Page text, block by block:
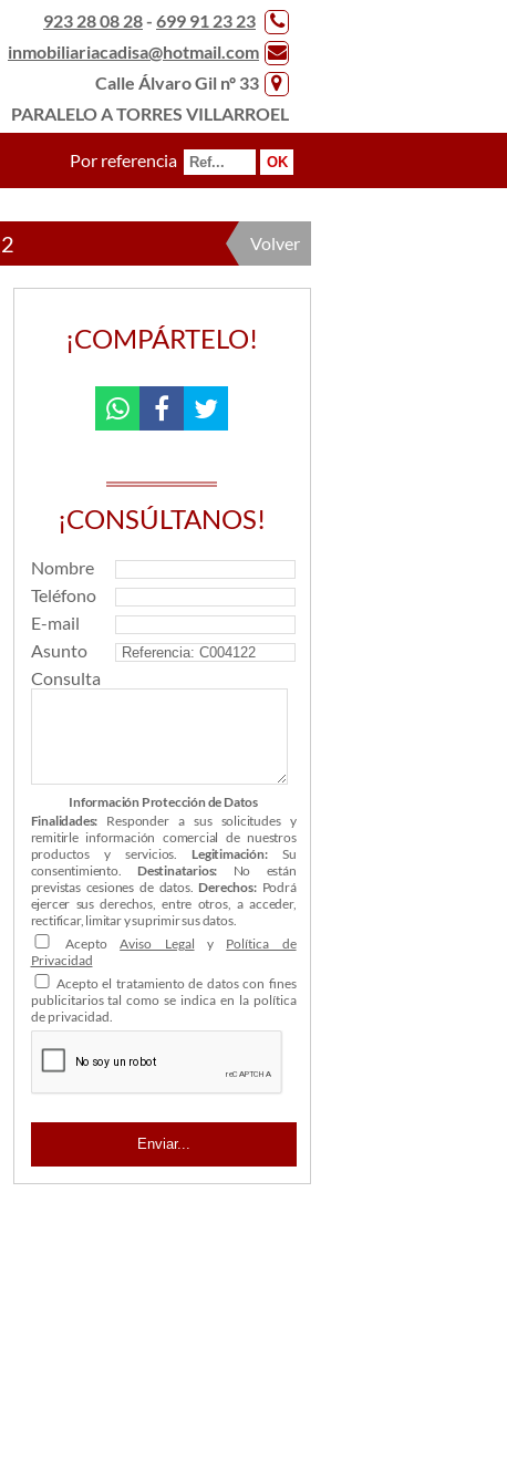
923 28 08 28- 699 91 23 23
inmobiliariacadisa@hotmail.com
Calle Álvaro Gil nº 33
PARALELO A TORRES VILLARROEL
Por referencia
Volver
¡COMPÁRTELO!
¡CONSÚLTANOS!
Nombre
Teléfono
E-mail
Asunto
Consulta
Información Protección de Datos
Finalidades: Responder a sus solicitudes y
remitirle información comercial de nuestros
productos y servicios. Legitimación:Su
consentimiento. Destinatarios: No están
previstas cesiones de datos. Derechos:Podrá
ejercer sus derechos, entre otros, a acceder,
rectificar, limitar y suprimir sus datos.
AceptoAviso Legal y Política de
Privacidad
Acepto el tratamiento de datos con fines
publicitarios tal como se indica en la política
de privacidad.